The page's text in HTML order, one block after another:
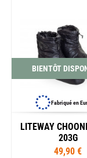
BIENTÔT
Fabriqué en
LITEWAY
203G
49,90 €